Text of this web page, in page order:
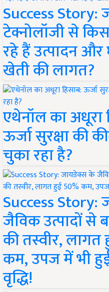
Success Story:
टेक्नोलॉजी से
रहे हैं उत्पादन और
खेती की लागत?
एथेनॉल का अधूरा
ऊर्जा सुरक्षा की
चुका रहा है?
Success
जैविक उत्पादों से
की तस्वीर, लागत
कम, उपज में भी
वृद्धि!